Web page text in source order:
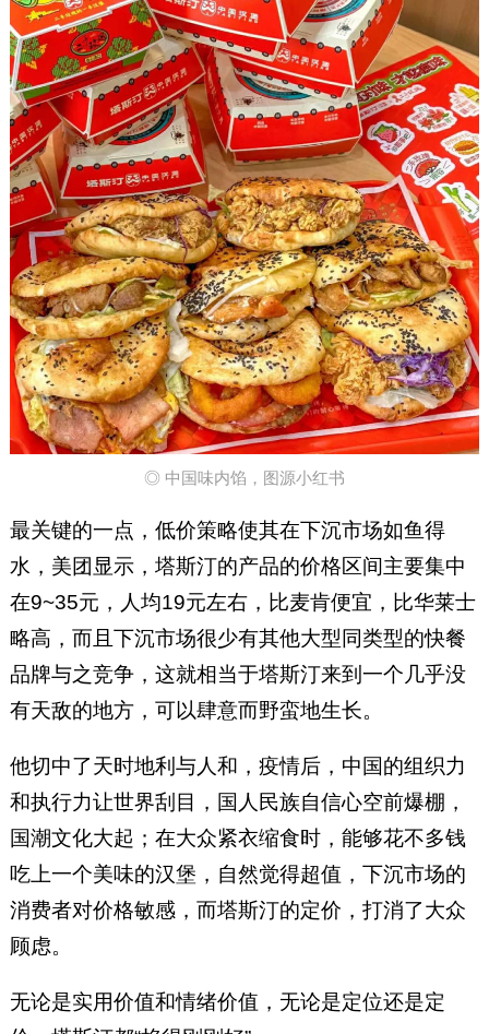
◎ 中国味内馅，图源小红书
最关键的一点，低价策略使其在下沉市场如鱼得
水，美团显示，塔斯汀的产品的价格区间主要集中
在9~35元，人均19元左右，比麦肯便宜，比华莱士
略高，而且下沉市场很少有其他大型同类型的快餐
品牌与之竞争，这就相当于塔斯汀来到一个几乎没
有天敌的地方，可以肆意而野蛮地生长。
他切中了天时地利与人和，疫情后，中国的组织力
和执行力让世界刮目，国人民族自信心空前爆棚，
国潮文化大起；在大众紧衣缩食时，能够花不多钱
吃上一个美味的汉堡，自然觉得超值，下沉市场的
消费者对价格敏感，而塔斯汀的定价，打消了大众
顾虑。
无论是实用价值和情绪价值，无论是定位还是定